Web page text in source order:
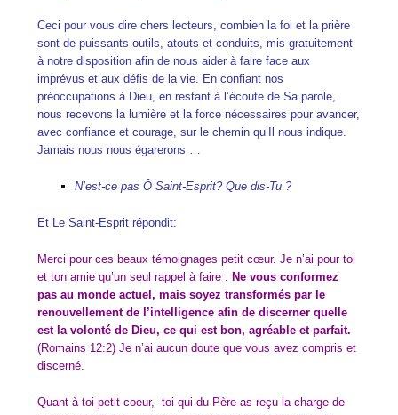
Ceci pour vous dire chers lecteurs, combien la foi et la prière
sont de puissants outils, atouts et conduits, mis gratuitement
à notre disposition afin de nous aider à faire face aux
imprévus et aux défis de la vie. En confiant nos
préoccupations à Dieu, en restant à l’écoute de Sa parole,
nous recevons la lumière et la force nécessaires pour avancer,
avec confiance et courage, sur le chemin qu’Il nous indique.
Jamais nous nous égarerons …
N’est-ce pas Ô Saint-Esprit? Que dis-Tu ?
Et Le Saint-Esprit répondit:
Merci pour ces beaux témoignages petit cœur. Je n’ai pour toi
et ton amie qu’un seul rappel à faire : Ne vous conformez
pas au monde actuel, mais soyez transformés par le
renouvellement de l’intelligence afin de discerner quelle
est la volonté de Dieu, ce qui est bon, agréable et parfait.
(Romains 12:2) Je n’ai aucun doute que vous avez compris et
discerné.
Quant à toi petit coeur, toi qui du Père as reçu la charge de